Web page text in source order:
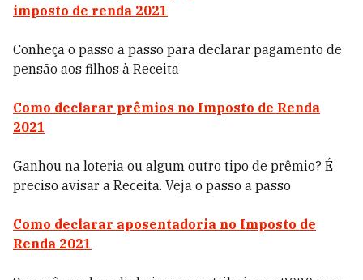
imposto de renda 2021
Conheça o passo a passo para declarar pagamento de
pensão aos filhos à Receita
Como declarar prêmios no Imposto de Renda
2021
Ganhou na loteria ou algum outro tipo de prêmio? É
preciso avisar a Receita. Veja o passo a passo
Como declarar aposentadoria no Imposto de
Renda 2021